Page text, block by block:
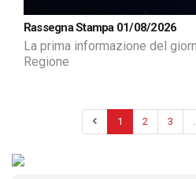
Rassegna Stampa 01/08/2026
La prima informazione del
Regione
1 2 3